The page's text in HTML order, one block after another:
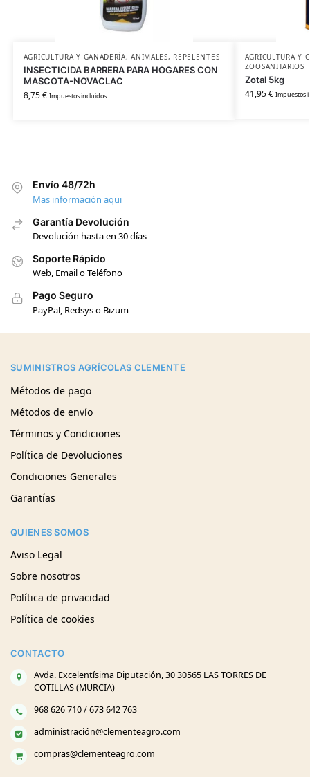
AGRICULTURA Y GANADERÍA,ANIMALES, REPELENTES
INSECTICIDA BARRERA PARA HOGARES CON
MASCOTA-NOVACLAC
8,75€ Impuestos incluidos
AGRICULTURA Y
ZOOSANITARIOS
Zotal 5kg
41,95€ Impuestos
Envío 48/72h
Mas información aqui
Garantía Devolución
Devolución hasta en 30 días
Soporte Rápido
Web, Email o Teléfono
Pago Seguro
PayPal, Redsys o Bizum
SUMINISTROS AGRÍCOLAS CLEMENTE
Métodos de pago
Métodos de envío
Términos y Condiciones
Política de Devoluciones
Condiciones Generales
Garantías
QUIENES SOMOS
Aviso Legal
Sobre nosotros
Política de privacidad
Política de cookies
CONTACTO
Avda. Excelentísima Diputación, 30 30565 LAS TORRES DE
COTILLAS (MURCIA)
968 626 710 / 673 642 763
administración@clementeagro.com
compras@clementeagro.com